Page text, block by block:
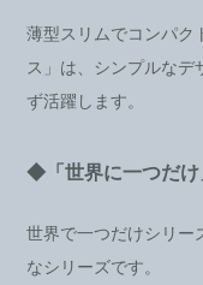
薄型スリムでコンパク
ス」は、シンプルなデ
ず活躍します。
◆「世界に一つだけ
世界で一つだけシリー
なシリーズです。